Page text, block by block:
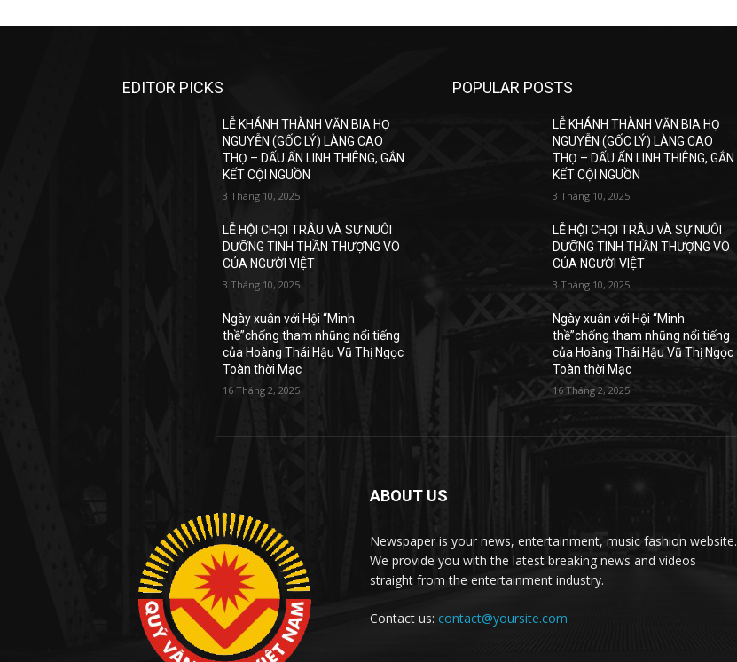
EDITOR PICKS
LỄ KHÁNH THÀNH VĂN BIA HỌ
NGUYỄN (GỐC LÝ) LÀNG CAO
THỌ – DẤU ẤN LINH THIÊNG, GẮN
KẾT CỘI NGUỒN
3 Tháng 10, 2025
LỄ HỘI CHỌI TRÂU VÀ SỰ NUÔI
DƯỠNG TINH THẦN THƯỢNG VÕ
CỦA NGƯỜI VIỆT
3 Tháng 10, 2025
Ngày xuân với Hội “Minh
thề”chống tham nhũng nổi tiếng
của Hoàng Thái Hậu Vũ Thị Ngọc
Toàn thời Mạc
16 Tháng 2, 2025
POPULAR POSTS
LỄ KHÁNH THÀNH VĂN BIA HỌ
NGUYỄN (GỐC LÝ) LÀNG CAO
THỌ – DẤU ẤN LINH THIÊNG, GẮN
KẾT CỘI NGUỒN
3 Tháng 10, 2025
LỄ HỘI CHỌI TRÂU VÀ SỰ NUÔI
DƯỠNG TINH THẦN THƯỢNG VÕ
CỦA NGƯỜI VIỆT
3 Tháng 10, 2025
Ngày xuân với Hội “Minh
thề”chống tham nhũng nổi tiếng
của Hoàng Thái Hậu Vũ Thị Ngọc
Toàn thời Mạc
16 Tháng 2, 2025
ABOUT US
Newspaper is your news, entertainment, music fashion website.
We provide you with the latest breaking news and videos
straight from the entertainment industry.
Contact us: contact@yoursite.com